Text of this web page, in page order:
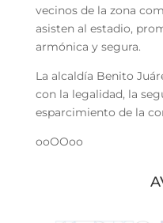
vecinos de la zona
asisten al estadio,
armónica y segura.
La alcaldía Benito
con la legalidad, la
esparcimiento de la
ooOOoo